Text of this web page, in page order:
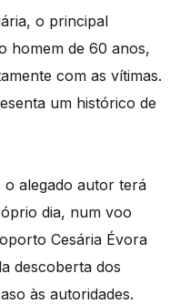
o principal
homem de 60 anos,
com as vítimas.
um histórico de
o alegado autor terá
dia, num voo
Cesária Évora
descoberta dos
às autoridades.